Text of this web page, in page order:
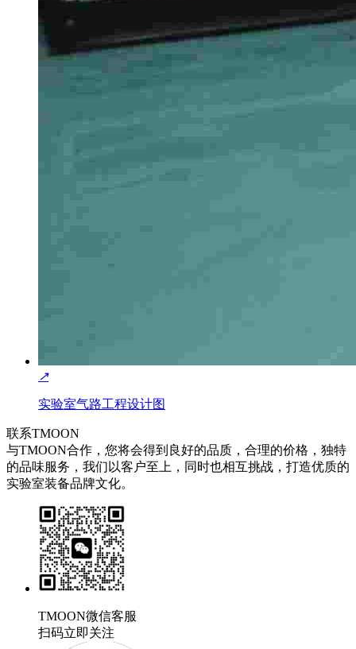
↗
实验室气路工程设计图
联系TMOON
与TMOON合作，您将会得到良好的品质，合理的价格，独特
的品味服务，我们以客户至上，同时也相互挑战，打造优质的
实验室装备品牌文化。
TMOON微信客服
扫码立即关注